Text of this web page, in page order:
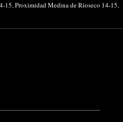
15,Proximidad Medina de Rioseco 14-15,